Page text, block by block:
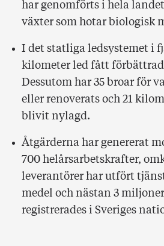
har genomförts i hela
växter som hotar biologisk
I det statliga ledsystemet i
kilometer led fått
Dessutom har 35 broar för
eller renoverats och 21
blivit nylagd.
Åtgärderna har genererat
700 helårsarbetskrafter,
leverantörer har utfört
medel och nästan 3
registrerades i Sveriges